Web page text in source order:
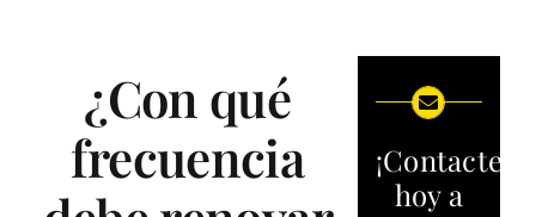
¿Con qué
frecuencia
¡Contacte
hoy a